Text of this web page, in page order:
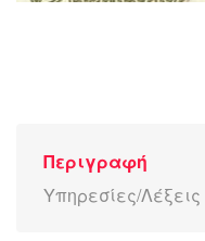
Περιγραφή
Υπηρεσίες/Λέξεις